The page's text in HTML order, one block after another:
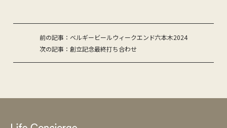
投
稿
ゲ
前の記事：ベルギービールウィークエンド六本木2024
次の記事：創立記念最終打ち合わせ